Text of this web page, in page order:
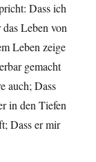
Dass ich
das Leben von
Leben zeige
gemacht
auch; Dass
in den Tiefen
Dass er mir